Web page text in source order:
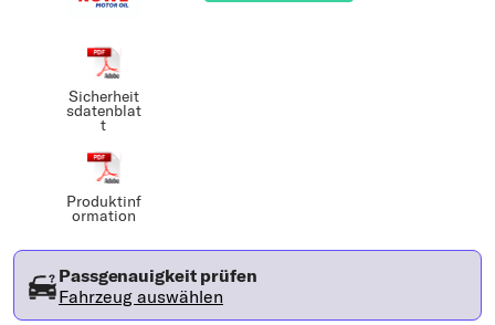
Sicherheit
sdatenblat
t
Produktinf
ormation
Passgenauigkeit prüfen
Fahrzeug auswählen